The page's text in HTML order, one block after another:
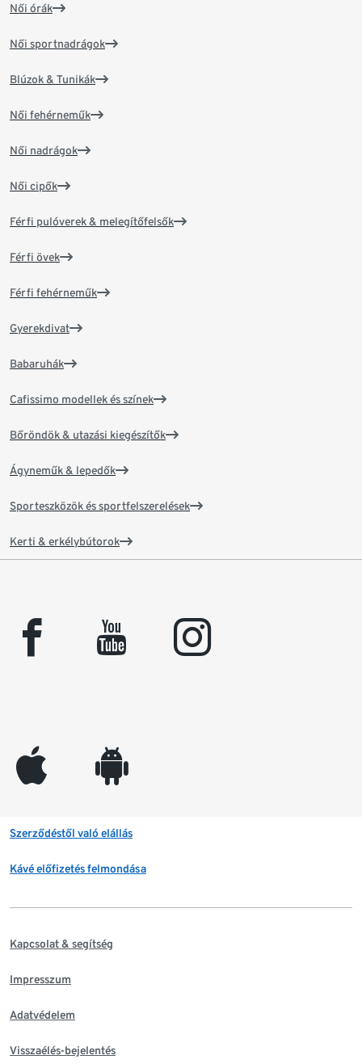
Női órák
Női sportnadrágok
Blúzok & Tunikák
Női fehérneműk
Női nadrágok
Női cipők
Férfi pulóverek & melegítőfelsők
Férfi övek
Férfi fehérneműk
Gyerekdivat
Babaruhák
Cafissimo modellek és színek
Bőröndök & utazási kiegészítők
Ágyneműk & lepedők
Sporteszközök és sportfelszerelések
Kerti & erkélybútorok
facebook youtube instagram
appleinc android
Szerződéstől való elállás
Kávé előfizetés felmondása
Kapcsolat & segítség
Impresszum
Adatvédelem
Visszaélés-bejelentés